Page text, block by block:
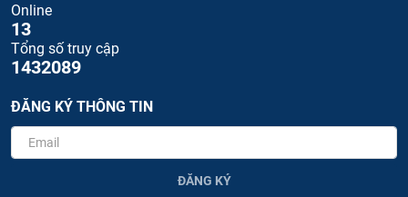
Online
13
Tổng số truy cập
1432089
ĐĂNG KÝ THÔNG TIN
ĐĂNG KÝ